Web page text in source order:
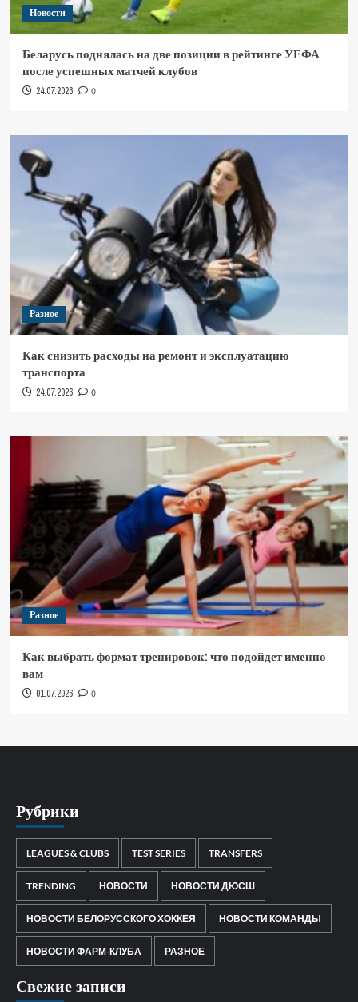
Новости
Беларусь поднялась на две позиции в рейтинге УЕФА
после успешных матчей клубов
24.07.2026 0
Разное
Как снизить расходы на ремонт и эксплуатацию
транспорта
24.07.2026 0
Разное
Как выбрать формат тренировок: что подойдет именно
вам
01.07.2026 0
Рубрики
LEAGUES & CLUBS TEST SERIES TRANSFERS
TRENDING НОВОСТИ НОВОСТИ ДЮСШ
НОВОСТИ БЕЛОРУССКОГО ХОККЕЯ НОВОСТИ КОМАНДЫ
НОВОСТИ ФАРМ-КЛУБА РАЗНОЕ
Свежие записи